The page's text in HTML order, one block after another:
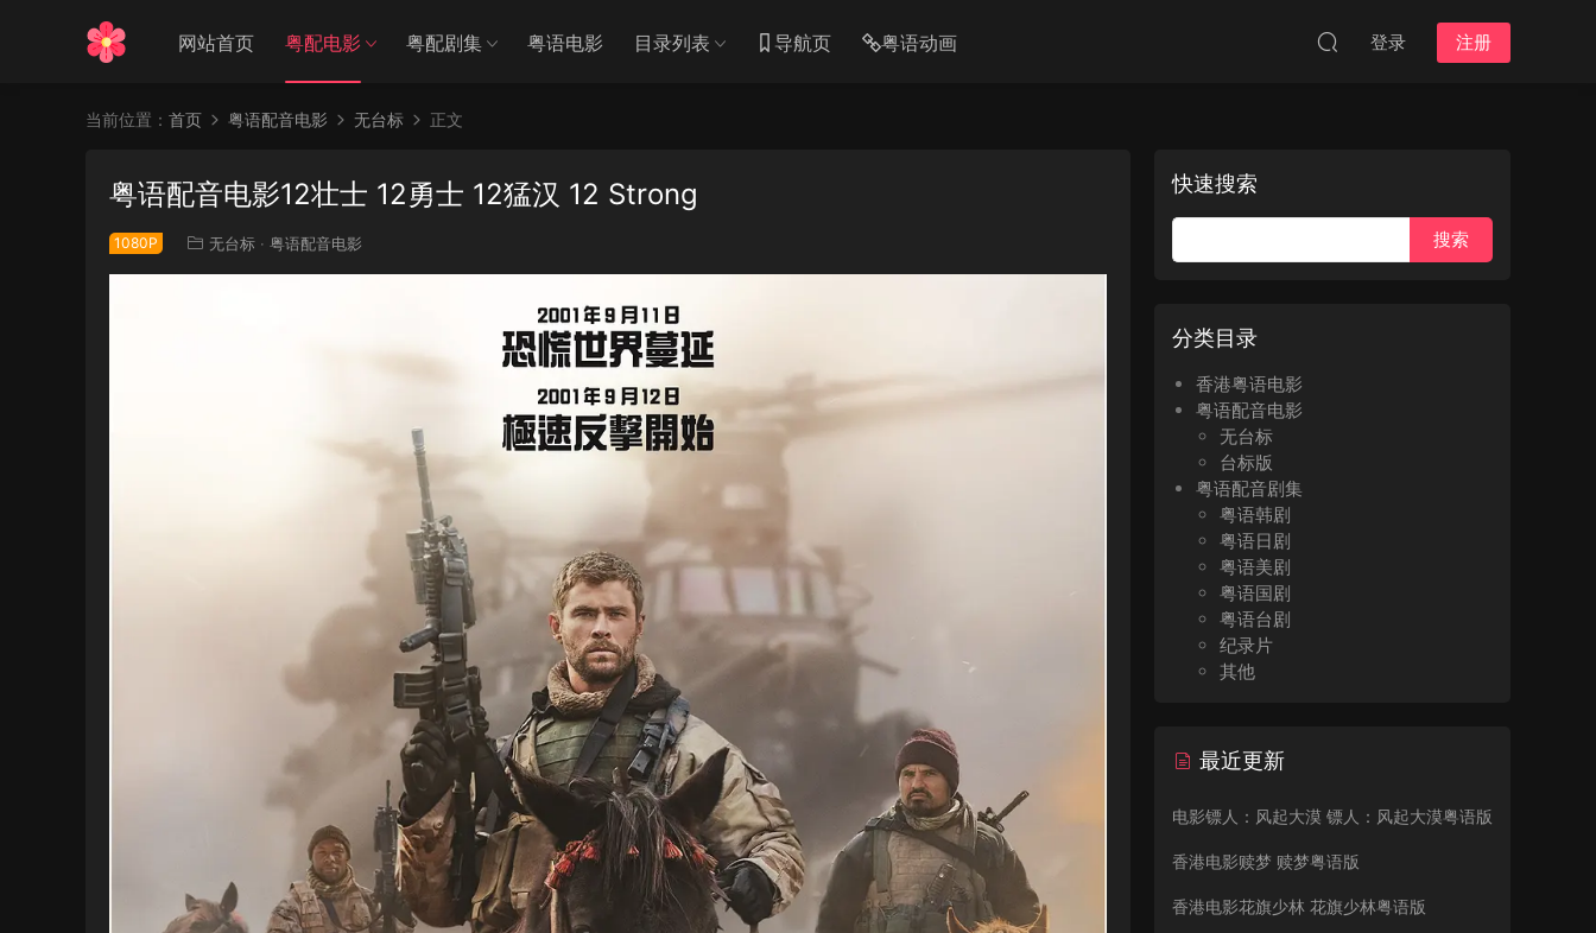
网站首页 粤配电影 粤配剧集 粤语电影 目录列表 导航页 粤语动画 登录 注册
当前位置： 首页 粤语配音电影 无台标 正文
粤语配音电影12壮士 12勇士 12猛汉 12 Strong
1080P 无台标 · 粤语配音电影
快速搜索
分类目录
香港粤语电影
粤语配音电影
无台标
台标版
粤语配音剧集
粤语韩剧
粤语日剧
粤语美剧
粤语国剧
粤语台剧
纪录片
其他
最近更新
电影镖人：风起大漠 镖人：风起大漠粤语版
香港电影赎梦 赎梦粤语版
香港电影花旗少林 花旗少林粤语版